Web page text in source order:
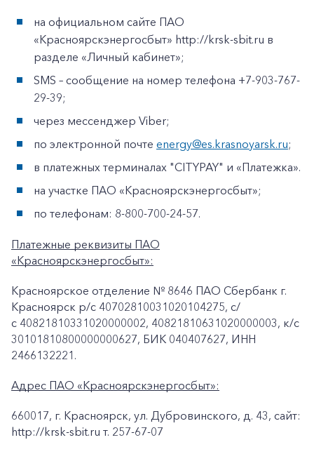
на официальном сайте ПАО
«Красноярскэнергосбыт» http://krsk-sbit.ru в
разделе «Личный кабинет»;
SMS – сообщение на номер телефона +7-903-767-
29-39;
через мессенджер Viber;
по электронной почте energy@es.krasnoyarsk.ru;
в платежных терминалах "CITYPAY" и «Платежка».
на участке ПАО «Красноярскэнергосбыт»;
по телефонам: 8-800-700-24-57.
Платежные реквизиты ПАО
«Красноярскэнергосбыт»:
Красноярское отделение № 8646 ПАО Сбербанк г.
Красноярск p/c 40702810031020104275, с/
с 40821810331020000002, 40821810631020000003, к/c
30101810800000000627, БИК 040407627, ИНН
2466132221.
Адрес ПАО «Красноярскэнергосбыт»:
660017, г. Красноярск, ул. Дубровинского, д. 43, сайт:
http://krsk-sbit.ru т. 257-67-07